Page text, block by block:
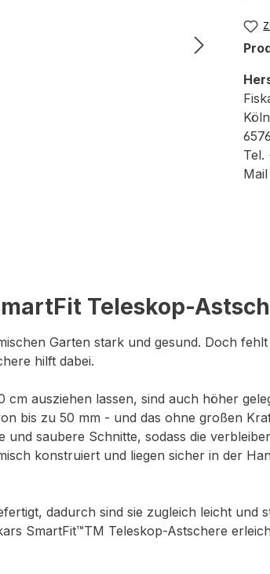
Tel.
Teleskop-
Garten stark und gesund. Doch
hilft dabei.
ausziehen lassen, sind auch höher
bis zu 50 mm - und das ohne großen
saubere Schnitte, sodass die
konstruiert und liegen sicher in der
dadurch sind sie zugleich leicht und
SmartFit™TM Teleskop-Astschere